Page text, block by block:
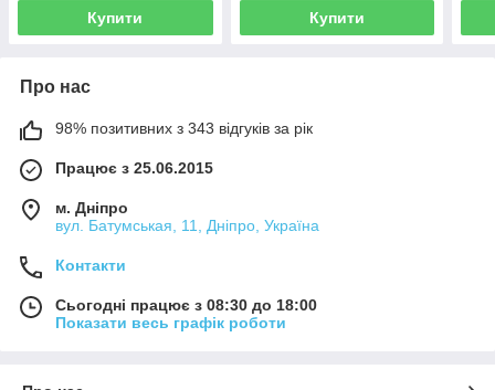
Купити Купити
Про нас
98% позитивних з 343 відгуків за рік
Працює з 25.06.2015
м. Дніпро
вул. Батумськая, 11, Дніпро, Україна
Контакти
Сьогодні працює з 08:30 до 18:00
Показати весь графік роботи